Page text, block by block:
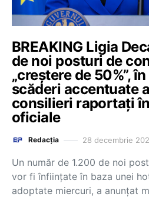
BREAKING Ligia
de noi posturi de
„creștere de 50%”,
scăderi accentuate
consilieri raportați
oficiale
Redacția 28 decembrie
Un număr de 1.200 de noi
vor fi înființate în baza unei
adoptate miercuri, a anunțat